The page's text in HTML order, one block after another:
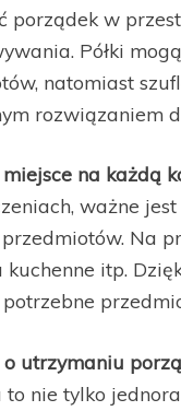
porządek w
Półki
natomiast
rozwiązaniem
na każdą
ważne
Na
kuchenne itp.
utrzymaniu
to nie tylko